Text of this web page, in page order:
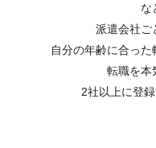
な
派遣会社ご
自分の年齢に合った
転職を本
2社以上に登